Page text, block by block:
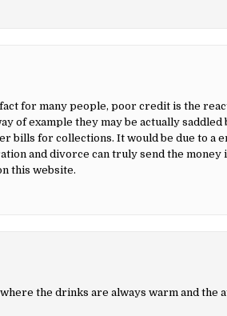
for many people, poor credit is the
of example they may be actually saddled
bills for collections. It would be due to a
and divorce can truly send the money
this website.
the drinks are always warm and the